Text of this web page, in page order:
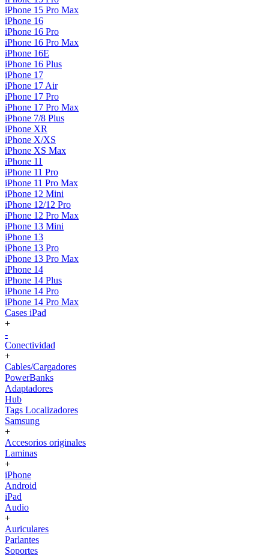
iPhone 15 Pro Max
iPhone 16
iPhone 16 Pro
iPhone 16 Pro Max
iPhone 16E
iPhone 16 Plus
iPhone 17
iPhone 17 Air
iPhone 17 Pro
iPhone 17 Pro Max
iPhone 7/8 Plus
iPhone XR
iPhone X/XS
iPhone XS Max
iPhone 11
iPhone 11 Pro
iPhone 11 Pro Max
iPhone 12 Mini
iPhone 12/12 Pro
iPhone 12 Pro Max
iPhone 13 Mini
iPhone 13
iPhone 13 Pro
iPhone 13 Pro Max
iPhone 14
iPhone 14 Plus
iPhone 14 Pro
iPhone 14 Pro Max
Cases iPad
+
-
Conectividad
+
Cables/Cargadores
PowerBanks
Adaptadores
Hub
Tags Localizadores
Samsung
+
Accesorios originales
Laminas
+
iPhone
Android
iPad
Audio
+
Auriculares
Parlantes
Soportes